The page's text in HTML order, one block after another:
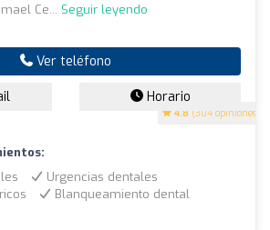
4.8 (304 opiniones)
Ce... Seguir leyendo
Ver teléfono
Horario
Urgencias dentales
Blanqueamiento dental